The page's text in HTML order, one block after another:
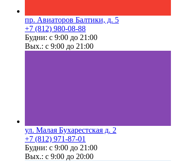
пр. Авиаторов Балтики, д. 5
+7 (812) 980-08-88
Будни: с 9:00 до 21:00
Вых.: с 9:00 до 21:00
ул. Малая Бухарестская д. 2
+7 (812) 971-87-01
Будни: с 9:00 до 21:00
Вых.: с 9:00 до 20:00